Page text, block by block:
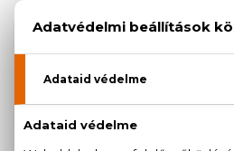
Kérdésed van, elakadtál? Hívd
20 779 1924